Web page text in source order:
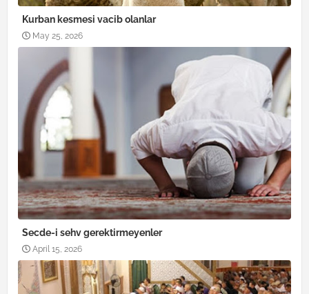
Kurban kesmesi vacib olanlar
May 25, 2026
Secde-i sehv gerektirmeyenler
April 15, 2026